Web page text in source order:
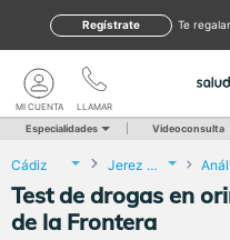
te
Regístrate
LLAMAR
MI CUENTA
Especialidades Videoconsulta
Cádiz Jerez de la Frontera
Test de drogas en
de la Frontera